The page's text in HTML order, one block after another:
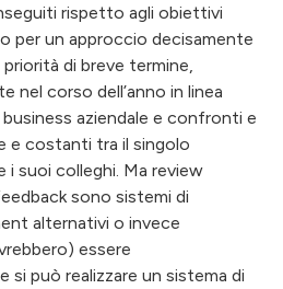
rispetto agli obiettivi
per un approccio decisamente
priorità di breve termine,
nel corso dell’anno in linea
aziendale e confronti e
e costanti tra il singolo
i suoi colleghi. Ma review
sono sistemi di
alternativi o invece
essere
si può realizzare un sistema di